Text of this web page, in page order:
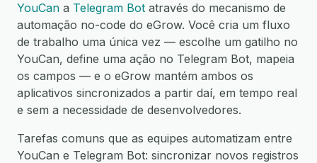
YouCan a Telegram Bot através do mecanismo de
automação no-code do eGrow. Você cria um fluxo
de trabalho uma única vez — escolhe um gatilho no
YouCan, define uma ação no Telegram Bot, mapeia
os campos — e o eGrow mantém ambos os
aplicativos sincronizados a partir daí, em tempo real
e sem a necessidade de desenvolvedores.
Tarefas comuns que as equipes automatizam entre
YouCan e Telegram Bot: sincronizar novos registros